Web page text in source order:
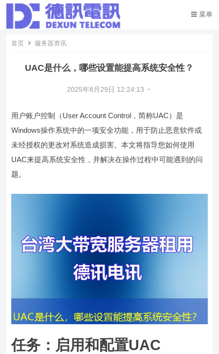
菜单
首页 服务器资讯
UAC是什么，哪些设置能提高系统安全性？
2025年8月29日 12:24:13 •
用户账户控制（User Account Control，简称UAC）是
Windows操作系统中的一项安全功能，用于防止恶意软件或
未经授权的更改对系统造成损害。本文将指导您如何使用
UAC来提高系统安全性，并解决在操作过程中可能遇到的问
题。
任务：启用和配置UAC